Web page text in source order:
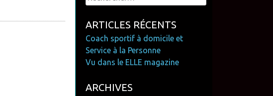
ARTICLES RÉCENTS
Coach sportif à domicile et
Service à la Personne
Vu dans le ELLE magazine
ARCHIVES